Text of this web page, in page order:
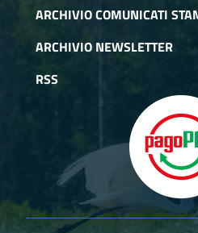
ARCHIVIO COMUNICATI
ARCHIVIO NEWSLETTER
RSS